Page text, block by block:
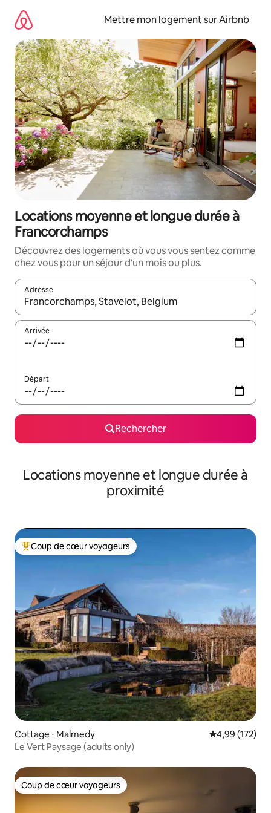
directement
contenu
Mettre mon logement sur Airbnb
Locations moyenne et longue durée à
Francorchamps
Découvrez des logements où vous vous sentez comme
chez vous pour un séjour d'un mois ou plus.
Adresse
Lorsque les résultats s'affichent, utilisez les flèches vers le
Arrivée
Départ
Rechercher
Locations moyenne et longue durée à
proximité
Coups de cœur voyageurs les plus appréciés
Coup de cœur voyageurs
Cottage ⋅ Malmedy Évaluation
4,99 (172)
Le Vert Paysage (adults only)
Coup de cœur voyageurs
Coup de cœur voyageurs